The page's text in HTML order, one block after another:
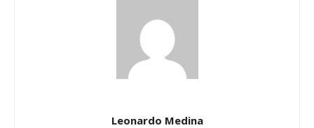
Leonardo Medina